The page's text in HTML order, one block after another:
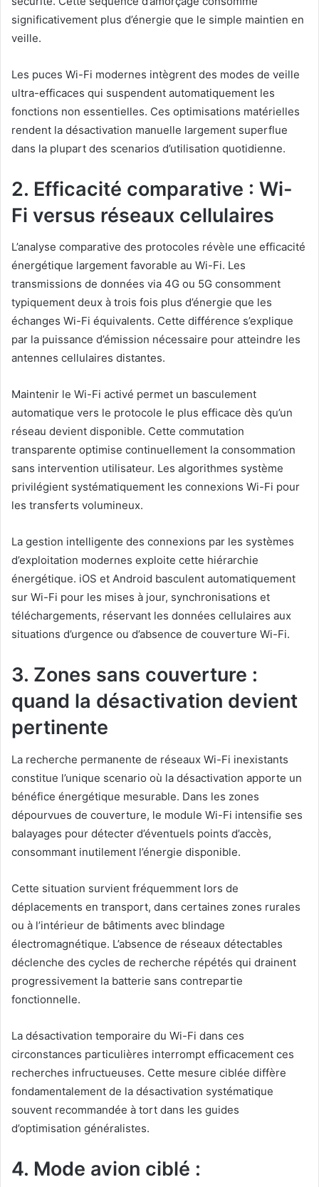
significativement plus d’énergie que le simple maintien en
veille.
Les puces Wi-Fi modernes intègrent des modes de veille
ultra-efficaces qui suspendent automatiquement les
fonctions non essentielles. Ces optimisations matérielles
rendent la désactivation manuelle largement superflue
dans la plupart des scenarios d’utilisation quotidienne.
2. Efficacité comparative : Wi-
Fi versus réseaux cellulaires
L’analyse comparative des protocoles révèle une efficacité
énergétique largement favorable au Wi-Fi. Les
transmissions de données via 4G ou 5G consomment
typiquement deux à trois fois plus d’énergie que les
échanges Wi-Fi équivalents. Cette différence s’explique
par la puissance d’émission nécessaire pour atteindre les
antennes cellulaires distantes.
Maintenir le Wi-Fi activé permet un basculement
automatique vers le protocole le plus efficace dès qu’un
réseau devient disponible. Cette commutation
transparente optimise continuellement la consommation
sans intervention utilisateur. Les algorithmes système
privilégient systématiquement les connexions Wi-Fi pour
les transferts volumineux.
La gestion intelligente des connexions par les systèmes
d’exploitation modernes exploite cette hiérarchie
énergétique. iOS et Android basculent automatiquement
sur Wi-Fi pour les mises à jour, synchronisations et
téléchargements, réservant les données cellulaires aux
situations d’urgence ou d’absence de couverture Wi-Fi.
3. Zones sans couverture :
quand la désactivation devient
pertinente
La recherche permanente de réseaux Wi-Fi inexistants
constitue l’unique scenario où la désactivation apporte un
bénéfice énergétique mesurable. Dans les zones
dépourvues de couverture, le module Wi-Fi intensifie ses
balayages pour détecter d’éventuels points d’accès,
consommant inutilement l’énergie disponible.
Cette situation survient fréquemment lors de
déplacements en transport, dans certaines zones rurales
ou à l’intérieur de bâtiments avec blindage
électromagnétique. L’absence de réseaux détectables
déclenche des cycles de recherche répétés qui drainent
progressivement la batterie sans contrepartie
fonctionnelle.
La désactivation temporaire du Wi-Fi dans ces
circonstances particulières interrompt efficacement ces
recherches infructueuses. Cette mesure ciblée diffère
fondamentalement de la désactivation systématique
souvent recommandée à tort dans les guides
d’optimisation généralistes.
4. Mode avion ciblé :